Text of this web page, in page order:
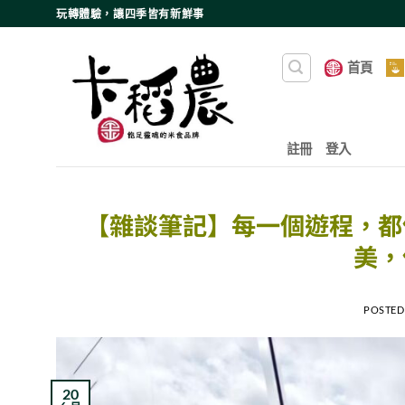
to
玩轉體驗，讓四季皆有新鮮事
首頁
註冊 登入
【雜談筆記】每一個遊程，
美
20